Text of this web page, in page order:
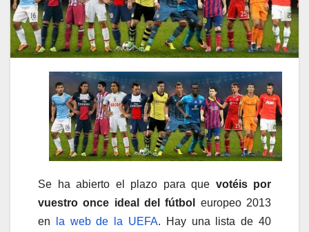
Se ha abierto el plazo para que votéis por
vuestro once ideal del fútbol
europeo 2013
en
la web de la UEFA. Hay una lista de 40